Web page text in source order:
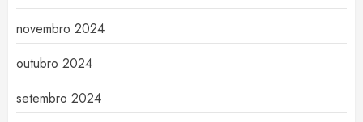
novembro 2024
outubro 2024
setembro 2024